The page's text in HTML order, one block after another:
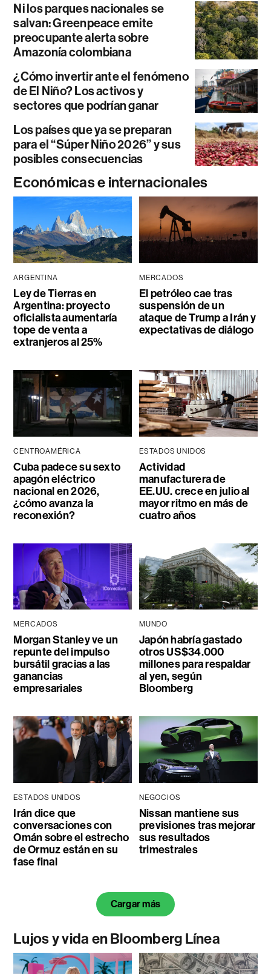
Ni los parques nacionales se
salvan: Greenpeace emite
preocupante alerta sobre
Amazonía colombiana
¿Cómo invertir ante el fenómeno
de El Niño? Los activos y
sectores que podrían ganar
Los países que ya se preparan
para el “Súper Niño 2026” y sus
posibles consecuencias
Económicas e internacionales
ARGENTINA
Ley de Tierras en
Argentina: proyecto
oficialista aumentaría
tope de venta a
extranjeros al 25%
MERCADOS
El petróleo cae tras
suspensión de un
ataque de Trump a Irán y
expectativas de diálogo
CENTROAMÉRICA
Cuba padece su sexto
apagón eléctrico
nacional en 2026,
¿cómo avanza la
reconexión?
ESTADOS UNIDOS
Actividad
manufacturera de
EE.UU. crece en julio al
mayor ritmo en más de
cuatro años
MERCADOS
Morgan Stanley ve un
repunte del impulso
bursátil gracias a las
ganancias
empresariales
MUNDO
Japón habría gastado
otros US$34.000
millones para respaldar
al yen, según
Bloomberg
ESTADOS UNIDOS
Irán dice que
conversaciones con
Omán sobre el estrecho
de Ormuz están en su
fase final
NEGOCIOS
Nissan mantiene sus
previsiones tras mejorar
sus resultados
trimestrales
Cargar más
Lujos y vida en Bloomberg Línea